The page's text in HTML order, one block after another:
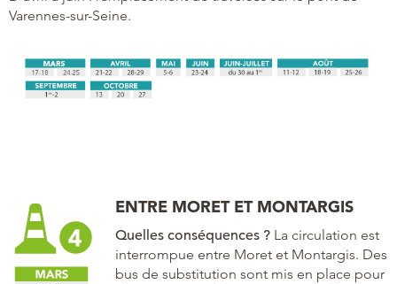
Varennes-sur-Seine.
ENTRE MORET ET MONTARGIS
Quelles conséquences ? La circulation est
interrompue entre Moret et Montargis. Des
bus de substitution sont mis en place pour